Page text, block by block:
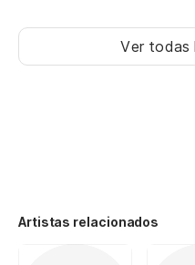
Ver todas
Artistas relacionados